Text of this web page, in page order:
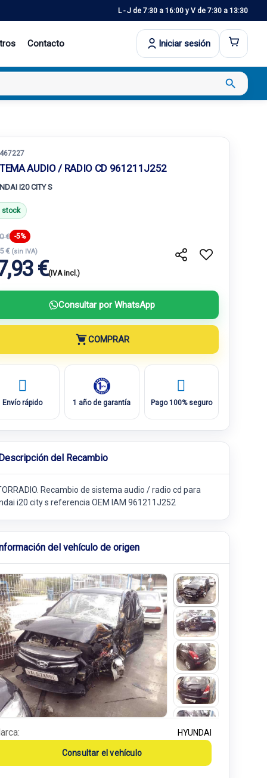
L - J de 7:30 a 16:00 y V de 7:30 a 13:30
Contacto Iniciar sesión
search
AUDIO / RADIO CD 961211J252
I20 CITY S
stock
€ -5%
€ (sin IVA)
€(IVA incl.)
Consultar por WhatsApp
COMPRAR
Envío rápido 1 año de garantía Pago 100% seguro
del Recambio
Recambio de sistema audio / radio cd para
i20 city s referencia OEM IAM 961211J252
del vehículo de origen
HYUNDAI
Consultar el vehículo